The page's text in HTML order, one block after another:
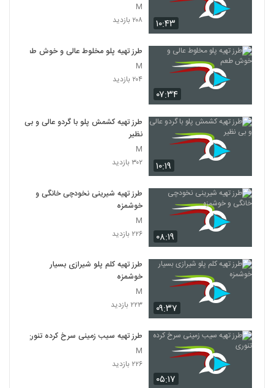
۱۰:۴۳
M
۲۰۸ بازدید
۰۷:۳۴
طرز تهیه پلو مخلوط عالی و خوش طعم
M
۲۰۴ بازدید
۱۰:۱۹
طرز تهیه کشمش پلو با گردو عالی و بی
نظیر
M
۳۰۲ بازدید
۰۸:۱۹
طرز تهیه شیرینی نخودچی خانگی و
خوشمزه
M
۲۲۶ بازدید
۰۹:۳۷
طرز تهیه کلم پلو شیرازی بسیار
خوشمزه
M
۲۲۳ بازدید
۰۵:۱۷
طرز تهیه سیب زمینی سرخ کرده تنوری
M
۲۲۶ بازدید